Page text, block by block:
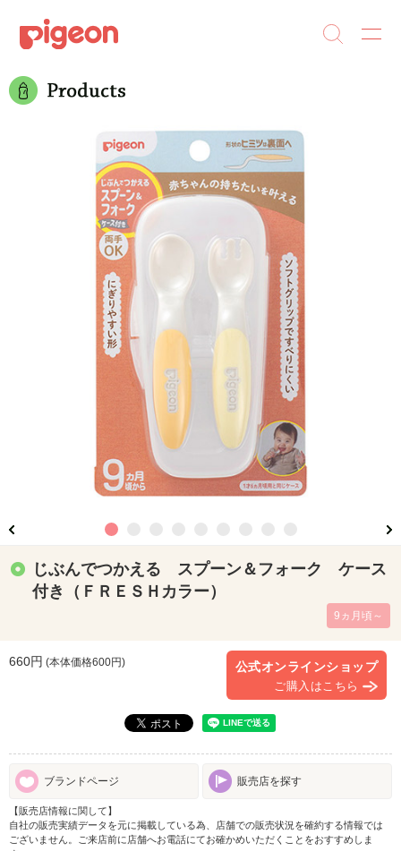
じぶんでつかえる スプーン＆フォーク ケース
付き（ＦＲＥＳＨカラー）
9ヵ月頃～
660円 (本体価格600円) 公式オンラインショップ
ご購入はこちら
ブランドページ 販売店を探す
【販売店情報に関して】
自社の販売実績データを元に掲載している為、店舗での販売状況を確約する情報では
ございません。ご来店前に店舗へお電話にてお確かめいただくことをおすすめしま